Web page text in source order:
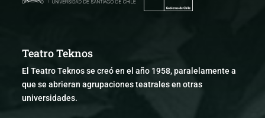
Teatro Teknos
El Teatro Teknos se creó en el año 1958, paralelamente a
que se abrieran agrupaciones teatrales en otras
universidades.